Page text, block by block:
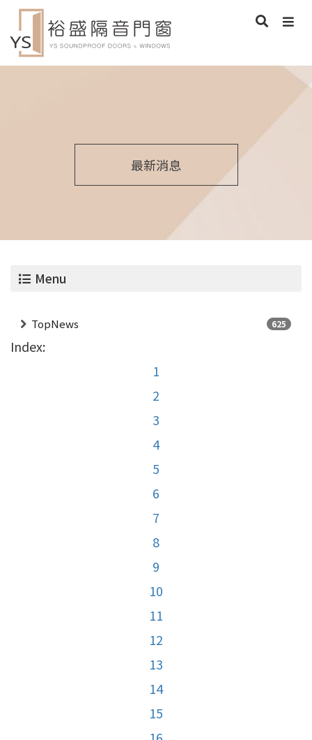
最新消息
Menu
TopNews 625
Index:
1
2
3
4
5
6
7
8
9
10
11
12
13
14
15